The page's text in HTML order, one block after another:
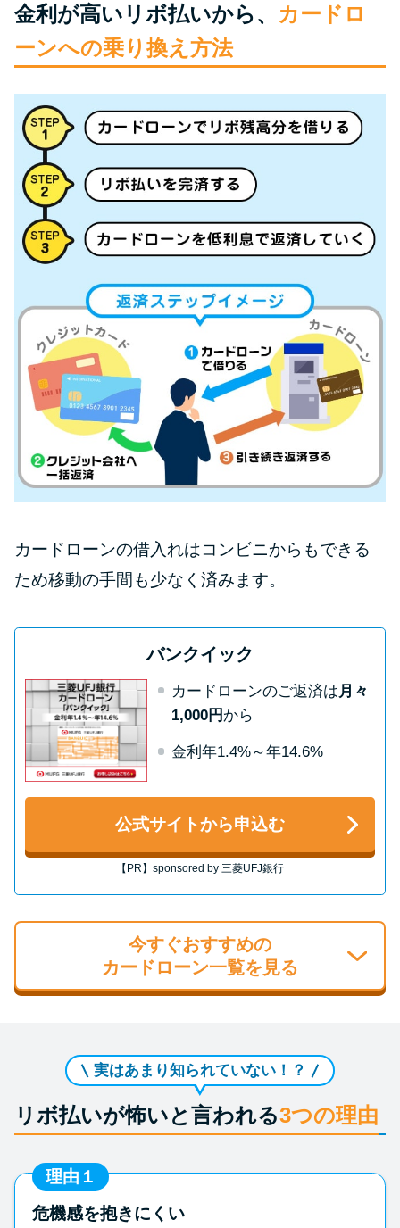
金利が高いリボ払いから、
カードロ
ーンへの乗り換え方法
カードローンの借入れはコンビニからもできる
ため移動の手間も少なく済みます。
バンクイック
カードローンのご返済は月々
1,000円 から
金利年1.4%～年14.6%
公式サイトから申込む
【PR】sponsored by 三菱UFJ銀行
今すぐおすすめの
カードローン一覧を見る
実はあまり知られていない！？
リボ払いが怖いと言われる3つの理由
理由１
危機感を抱きにくい